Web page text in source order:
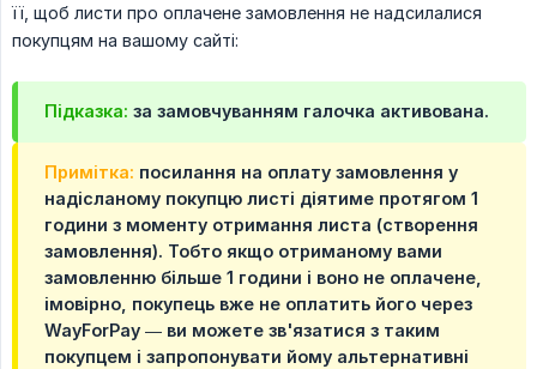
її, щоб листи про оплачене замовлення не надсилалися
покупцям на вашому сайті:
Підказка: за замовчуванням галочка активована.
Примітка: посилання на оплату замовлення у
надісланому покупцю листі діятиме протягом 1
години з моменту отримання листа (створення
замовлення). Тобто якщо отриманому вами
замовленню більше 1 години і воно не оплачене,
імовірно, покупець вже не оплатить його через
WayForPay — ви можете зв'язатися з таким
покупцем і запропонувати йому альтернативні